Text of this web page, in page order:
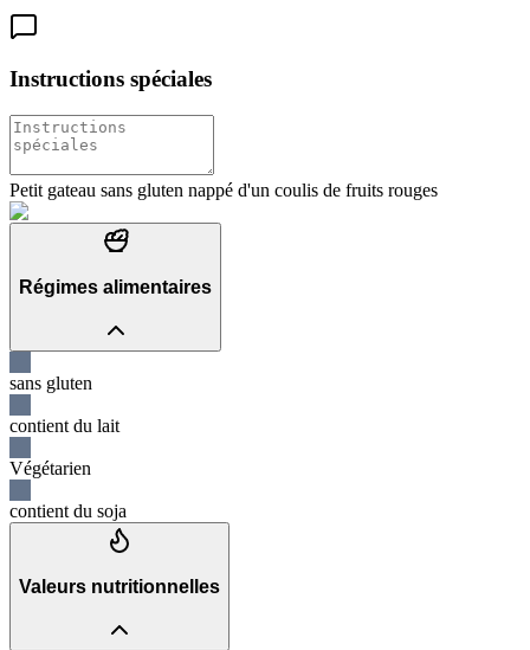
Instructions spéciales
Petit gateau sans gluten nappé d'un coulis de fruits rouges
Régimes alimentaires
sans gluten
contient du lait
Végétarien
contient du soja
Valeurs nutritionnelles